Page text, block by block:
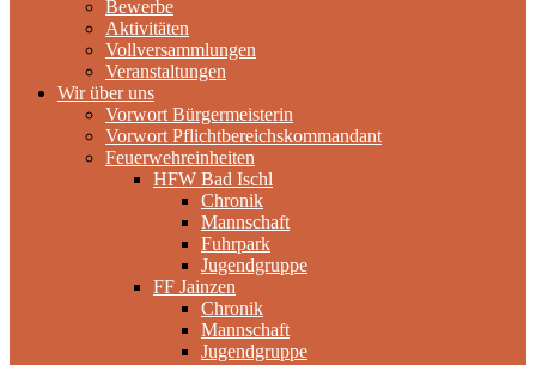
Bewerbe
Aktivitäten
Vollversammlungen
Veranstaltungen
Wir über uns
Vorwort Bürgermeisterin
Vorwort Pflichtbereichskommandant
Feuerwehreinheiten
HFW Bad Ischl
Chronik
Mannschaft
Fuhrpark
Jugendgruppe
FF Jainzen
Chronik
Mannschaft
Jugendgruppe